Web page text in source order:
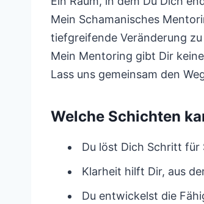
Mein Schamanisches
tiefgreifende Veränderung
Mein Mentoring gibt Dir
Lass uns gemeinsam den
Welche Schichten
Du löst Dich Schritt für
Klarheit hilft Dir, aus
Du entwickelst die